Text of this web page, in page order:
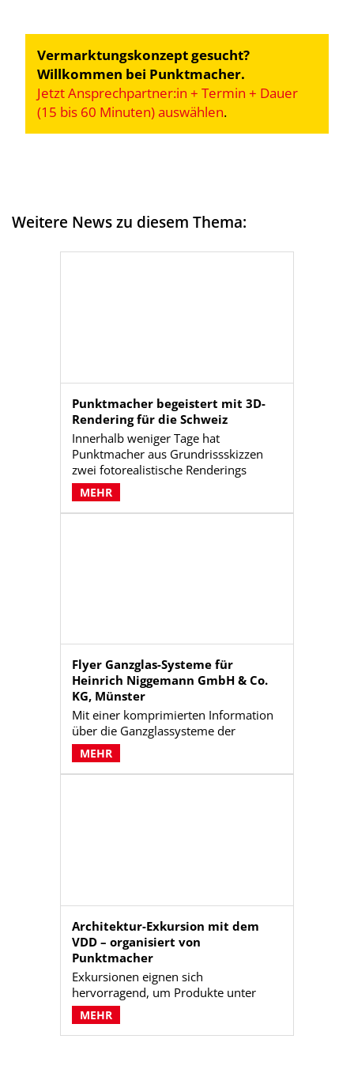
Vermarktungskonzept gesucht?
Willkommen bei Punktmacher.
Jetzt Ansprechpartner:in + Termin + Dauer
(15 bis 60 Minuten) auswählen.
Weitere News zu diesem Thema:
Punktmacher begeistert mit 3D-
Rendering für die Schweiz
Innerhalb weniger Tage hat
Punktmacher aus Grundrissskizzen
zwei fotorealistische Renderings
erstellt. Diese dienen dem Regionalen
Arbeitszentrum Herzogenbuchsee bei
der Kommunikations- und
MEHR
Flyer Ganzglas-Systeme für
Heinrich Niggemann GmbH & Co.
KG, Münster
Mit einer komprimierten Information
über die Ganzglassysteme der
Heinrich Niggemann GmbH & Co. KG
liefert Punktmacher eine Unterlage,
die den Außendienstmitarbeitern hilft,
MEHR
Architektur-Exkursion mit dem
VDD – organisiert von
Punktmacher
Exkursionen eignen sich
hervorragend, um Produkte unter
realen Bedingungen betrachten und
diskutieren zu können. Das Ergebnis
liefert Zweitnutzen z.B. für
MEHR